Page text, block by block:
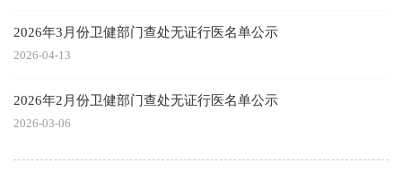
2026年3月份卫健部门查处无证行医名单公示
2026-04-13
2026年2月份卫健部门查处无证行医名单公示
2026-03-06